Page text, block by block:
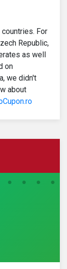
For
Republic,
as well
on
we didn't
about